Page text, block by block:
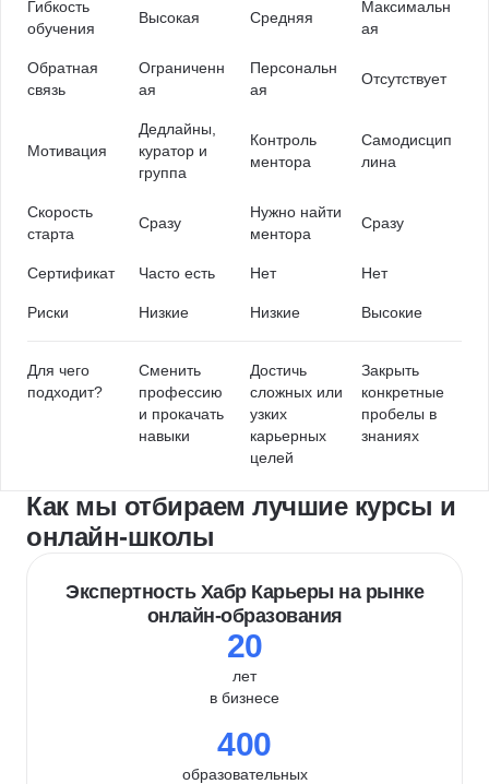
Гибкость
обучения
Высокая Средняя
Максимальн
ая
Обратная
связь
Ограниченн
ая
Персональн
ая
Отсутствует
Мотивация
Дедлайны,
куратор и
группа
Контроль
ментора
Самодисцип
лина
Скорость
старта
Сразу
Нужно найти
ментора
Сразу
Сертификат Часто есть Нет Нет
Риски Низкие Низкие Высокие
Для чего
подходит?
Сменить
профессию
и прокачать
навыки
Достичь
сложных или
узких
карьерных
целей
Закрыть
конкретные
пробелы в
знаниях
Как мы отбираем лучшие курсы и
онлайн-школы
Экспертность Хабр Карьеры на рынке
онлайн-образования
20
лет
в бизнесе
400
образовательных